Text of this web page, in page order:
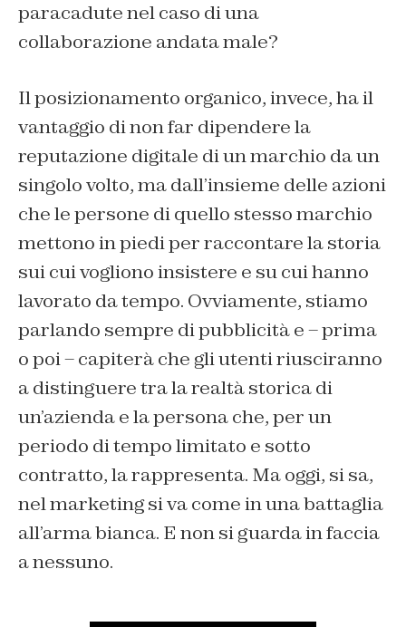
paracadute nel caso di una
collaborazione andata male?
Il posizionamento organico, invece, ha il
vantaggio di non far dipendere la
reputazione digitale di un marchio da un
singolo volto, ma dall’insieme delle azioni
che le persone di quello stesso marchio
mettono in piedi per raccontare la storia
sui cui vogliono insistere e su cui hanno
lavorato da tempo. Ovviamente, stiamo
parlando sempre di pubblicità e – prima
o poi – capiterà che gli utenti riusciranno
a distinguere tra la realtà storica di
un’azienda e la persona che, per un
periodo di tempo limitato e sotto
contratto, la rappresenta. Ma oggi, si sa,
nel marketing si va come in una battaglia
all’arma bianca. E non si guarda in faccia
a nessuno.